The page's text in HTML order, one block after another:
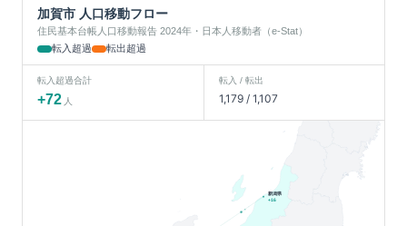
加賀市 人口移動フロー
住民基本台帳人口移動報告 2024年・日本人移動者（e-Stat）
転入超過
転出超過
転入超過合計
+72 人
転入 / 転出
1,179/ 1,107
新潟県
+16